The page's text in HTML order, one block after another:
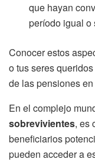
que hayan
período igual
Conocer estos
o tus seres
de las pensiones
En el complejo
sobrevivientes, es
beneficiarios
pueden acceder a